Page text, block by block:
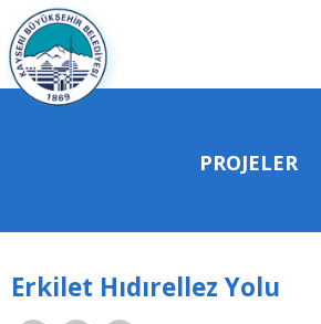
PROJELER
Erkilet Hıdırellez Yolu